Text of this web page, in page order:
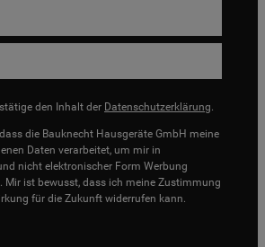
den Inhalt der Datenschutzerklärung.
die Bauknecht Hausgeräte GmbH meine
Daten verarbeitet, um mir in
nicht elektronischer Form Werbung
Mir ist bewusst, dass ich meine Zustimmung
für die Zukunft widerrufen kann.